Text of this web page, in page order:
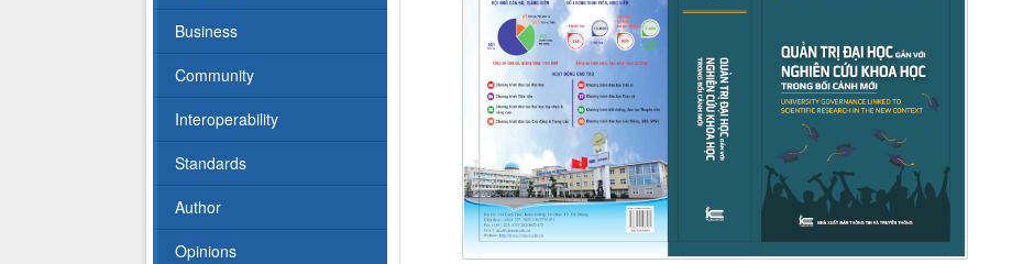
Business
Community
Interoperability
Standards
Author
Opinions